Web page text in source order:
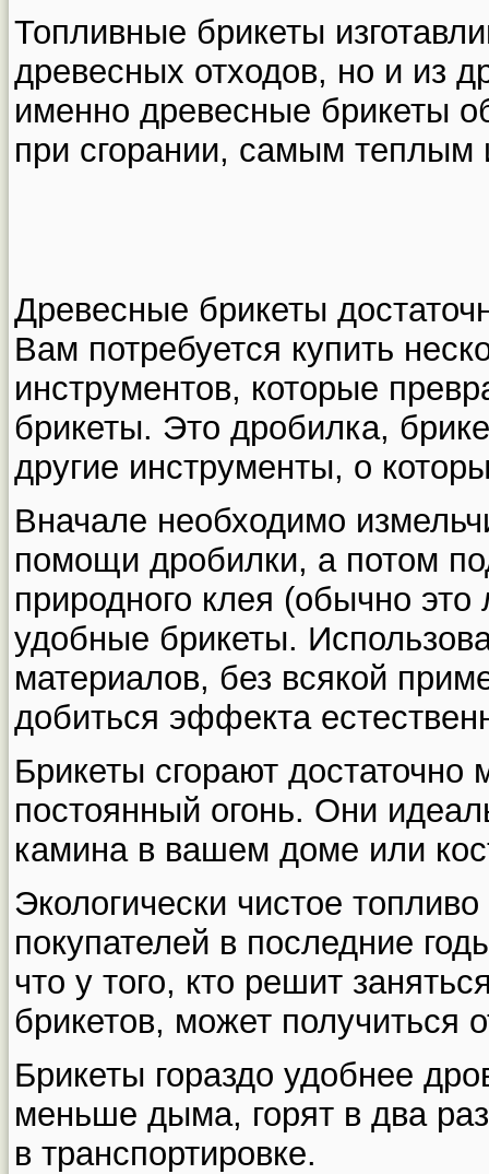
Топливные брикеты
древесных отходов, но и из
именно древесные брикеты
при сгорании, самым
Древесные брикеты
Вам потребуется купить
инструментов, которые
брикеты. Это дробилка,
другие инструменты, о
Вначале необходимо
помощи дробилки, а потом
природного клея (обычно
удобные брикеты.
материалов, без всякой
добиться эффекта
Брикеты сгорают
постоянный огонь. Они
камина в вашем доме или
Экологически чистое
покупателей в последние
что у того, кто решит
брикетов, может получиться
Брикеты гораздо удобнее
меньше дыма, горят в два
в транспортировке.